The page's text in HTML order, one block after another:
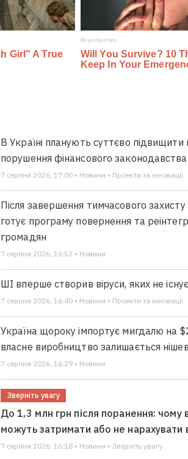
В Україні планують суттєво
порушення фінансового законодавства
7 серпня 2026, 17:00 • Новини • Проекти та інновації
Після завершення тимчасового
готує програму повернення та
громадян
7 серпня 2026, 16:52 • Новини
ШІ вперше створив віруси, яких не
7 серпня 2026, 16:40 • Новини • Проекти та інновації
Україна щороку імпортує мигдалю на
власне виробництво залишається
7 серпня 2026, 16:29 • Новини
Зверніть увагу
До 1,3 млн грн після поранення: чому
можуть затримати або не нарахувати
7 серпня 2026, 16:18 • Новини • Зверніть увагу